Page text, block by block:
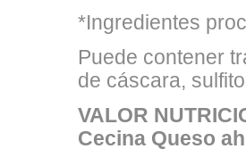
*Ingredientes
Puede contener
de cáscara,
VALOR
Cecina Queso